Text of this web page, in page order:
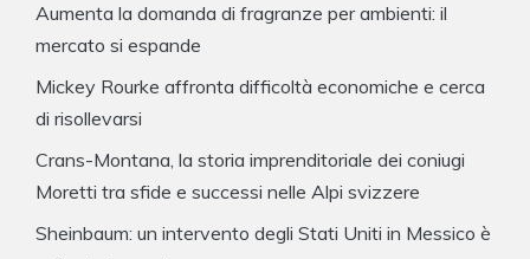
Aumenta la domanda di fragranze per ambienti: il
mercato si espande
Mickey Rourke affronta difficoltà economiche e cerca
di risollevarsi
Crans-Montana, la storia imprenditoriale dei coniugi
Moretti tra sfide e successi nelle Alpi svizzere
Sheinbaum: un intervento degli Stati Uniti in Messico è